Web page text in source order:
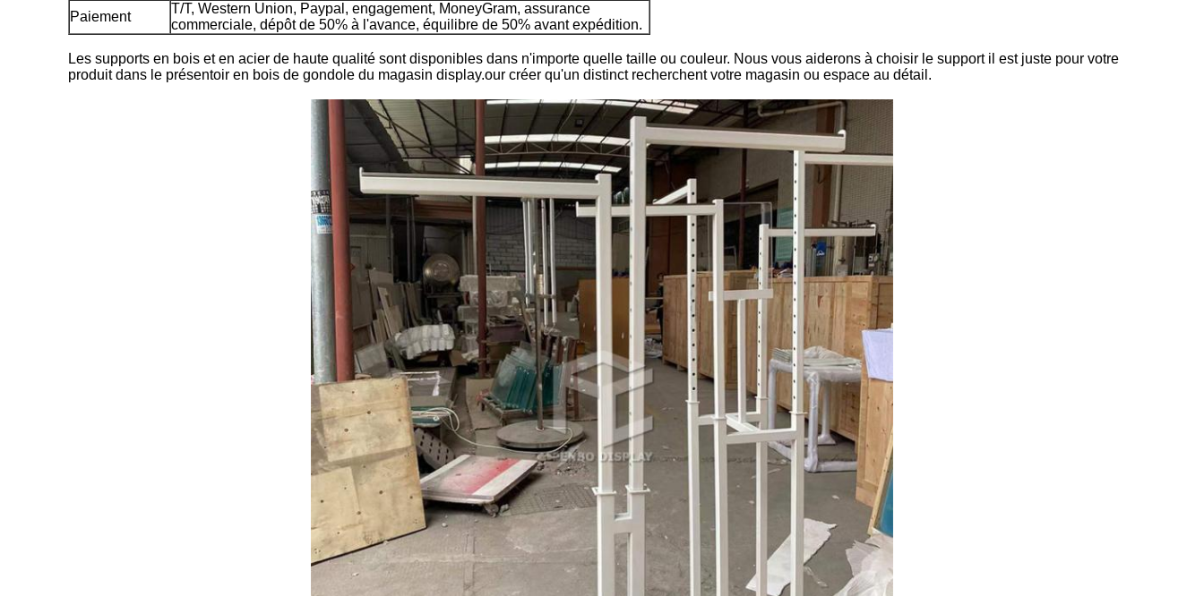
Paiement
T/T, Western Union, Paypal, engagement, MoneyGram, assurance
commerciale, dépôt de 50% à l'avance, équilibre de 50% avant expédition.
Les supports en bois et en acier de haute qualité sont disponibles dans n'importe quelle taille ou couleur. Nous vous aiderons à choisir le support il est juste pour votre
produit dans le présentoir en bois de gondole du magasin display.our créer qu'un distinct recherchent votre magasin ou espace au détail.